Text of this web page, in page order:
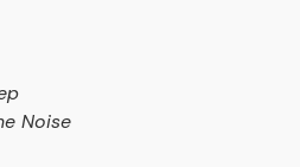
Noise